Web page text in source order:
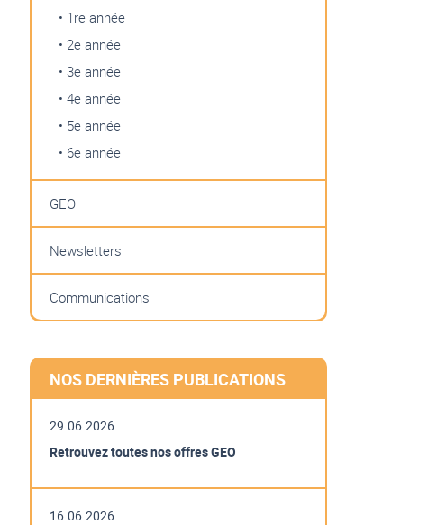
• 1re année
• 2e année
• 3e année
• 4e année
• 5e année
• 6e année
GEO
Newsletters
Communications
NOS DERNIÈRES PUBLICATIONS
29.06.2026
Retrouvez toutes nos offres GEO
16.06.2026